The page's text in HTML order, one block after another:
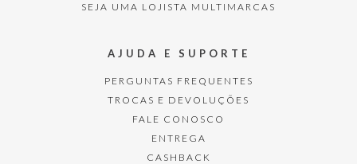
SEJA UMA LOJISTA MULTIMARCAS
AJUDA E SUPORTE
PERGUNTAS FREQUENTES
TROCAS E DEVOLUÇÕES
FALE CONOSCO
ENTREGA
CASHBACK